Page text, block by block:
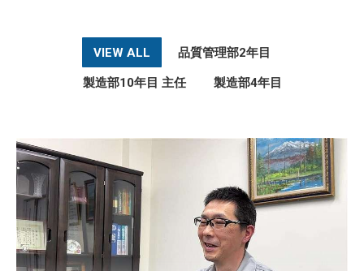
VIEW ALL 品質管理部2年目
製造部10年目 主任 製造部4年目